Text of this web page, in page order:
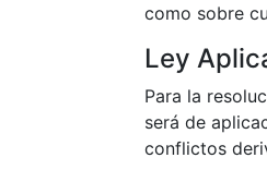
como sobre
Ley
Para la
será de
conflictos